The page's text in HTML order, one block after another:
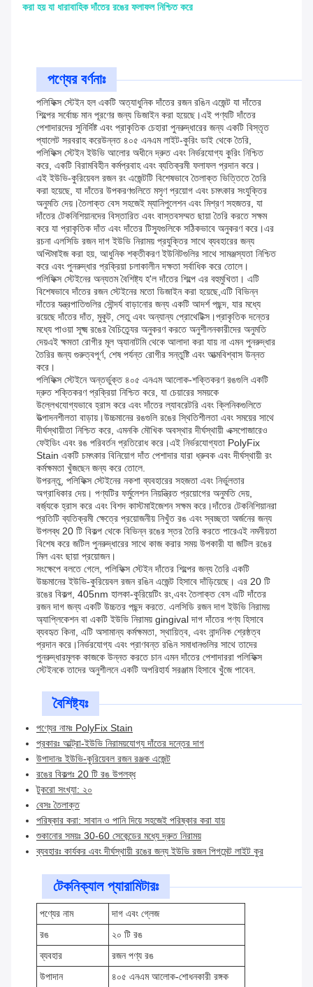
করা হয় যা ধারাবাহিক দাঁতের রঙের ফলাফল নিশ্চিত করে
পণ্যের বর্ণনাঃ
পলিফিক্স স্টেইন হল একটি অত্যাধুনিক দাঁতের রজন রঙিন এজেন্ট যা দাঁতের
শিল্পের সর্বোচ্চ মান পূরণের জন্য ডিজাইন করা হয়েছে।এই পণ্যটি দাঁতের
পেশাদারদের সুনির্দিষ্ট এবং প্রাকৃতিক চেহারা পুনরুদ্ধারের জন্য একটি বিস্তৃত
প্যালেট সরবরাহ করেউন্নত ৪০৫ এনএম লাইট-কুরিং ডাই থেকে তৈরি,
পলিফিক্স স্টেইন ইউভি আলোর অধীনে দ্রুত এবং নির্ভরযোগ্য কুরিং নিশ্চিত
করে, একটি বিরামবিহীন কর্মপ্রবাহ এবং ব্যতিক্রমী ফলাফল প্রদান করে।
এই ইউভি-কুরিয়েবল রজন রং এজেন্টটি বিশেষভাবে তৈলাক্ত ভিত্তিতে তৈরি
করা হয়েছে, যা দাঁতের উপকরণগুলিতে মসৃণ প্রয়োগ এবং চমৎকার সংযুক্তির
অনুমতি দেয়।তৈলাক্ত বেস সহজেই ম্যানিপুলেশন এবং মিশ্রণ সহজতর, যা
দাঁতের টেকনিশিয়ানদের বিস্তারিত এবং বাস্তবসম্মত ছায়া তৈরি করতে সক্ষম
করে যা প্রাকৃতিক দাঁত এবং দাঁতের টিস্যুগুলিকে সঠিকভাবে অনুকরণ করে।এর
রচনা এলসিডি রজন দাগ ইউভি নিরাময় প্রযুক্তির সাথে ব্যবহারের জন্য
অপ্টিমাইজ করা হয়, আধুনিক শক্তীকরণ ইউনিটগুলির সাথে সামঞ্জস্যতা নিশ্চিত
করে এবং পুনরুদ্ধার প্রক্রিয়া চলাকালীন দক্ষতা সর্বাধিক করে তোলে।
পলিফিক্স স্টেইনের অন্যতম বৈশিষ্ট্য হ'ল দাঁতের শিল্পে এর বহুমুখিতা। এটি
বিশেষভাবে দাঁতের রজন স্টেইনের মতো ডিজাইন করা হয়েছে,এটি বিভিন্ন
দাঁতের যন্ত্রপাতিগুলির সৌন্দর্য বাড়ানোর জন্য একটি আদর্শ পছন্দ, যার মধ্যে
রয়েছে দাঁতের দাঁত, মুকুট, সেতু এবং অন্যান্য প্রোথেটিক্স।প্রাকৃতিক দন্তের
মধ্যে পাওয়া সূক্ষ্ম রঙের বৈচিত্র্যের অনুকরণ করতে অনুশীলনকারীদের অনুমতি
দেয়এই ক্ষমতা রোগীর মূল অ্যানাটমি থেকে আলাদা করা যায় না এমন পুনরুদ্ধার
তৈরির জন্য গুরুত্বপূর্ণ, শেষ পর্যন্ত রোগীর সন্তুষ্টি এবং আত্মবিশ্বাস উন্নত
করে।
পলিফিক্স স্টেইনে অন্তর্ভুক্ত ৪০৫ এনএম আলোক-শক্তিকরণ রঙগুলি একটি
দ্রুত শক্তিকরণ প্রক্রিয়া নিশ্চিত করে, যা চেয়ারের সময়কে
উল্লেখযোগ্যভাবে হ্রাস করে এবং দাঁতের ল্যাবরেটরি এবং ক্লিনিকগুলিতে
উত্পাদনশীলতা বাড়ায়।উচ্চমানের রঙগুলি রঙের স্থিতিশীলতা এবং সময়ের সাথে
দীর্ঘস্থায়ীতা নিশ্চিত করে, এমনকি মৌখিক অবস্থার দীর্ঘস্থায়ী এক্সপোজারেও
ফেইডিং এবং রঙ পরিবর্তন প্রতিরোধ করে।এই নির্ভরযোগ্যতা PolyFix
Stain একটি চমৎকার বিনিয়োগ দাঁত পেশাদার যারা ধ্রুবক এবং দীর্ঘস্থায়ী রং
কর্মক্ষমতা খুঁজছেন জন্য করে তোলে.
উপরন্তু, পলিফিক্স স্টেইনের নকশা ব্যবহারের সহজতা এবং নির্ভুলতার
অগ্রাধিকার দেয়। পণ্যটির ফর্মুলেশন নিয়ন্ত্রিত প্রয়োগের অনুমতি দেয়,
বর্জ্যকে হ্রাস করে এবং বিশদ কাস্টমাইজেশন সক্ষম করে।দাঁতের টেকনিশিয়ানরা
প্রতিটি ব্যতিক্রমী ক্ষেত্রে প্রয়োজনীয় নিখুঁত রঙ এবং স্বচ্ছতা অর্জনের জন্য
উপলব্ধ 20 টি বিকল্প থেকে বিভিন্ন রঙের স্তর তৈরি করতে পারেএই নমনীয়তা
বিশেষ করে জটিল পুনরুদ্ধারের সাথে কাজ করার সময় উপকারী যা জটিল রঙের
মিল এবং ছায়া প্রয়োজন।
সংক্ষেপে বলতে গেলে, পলিফিক্স স্টেইন দাঁতের শিল্পের জন্য তৈরি একটি
উচ্চমানের ইউভি-কুরিয়েবল রজন রঙিন এজেন্ট হিসাবে দাঁড়িয়েছে। এর 20 টি
রঙের বিকল্প, 405nm হালকা-কুরিয়েটিং রং,এবং তৈলাক্ত বেস এটি দাঁতের
রজন দাগ জন্য একটি উচ্চতর পছন্দ করতে. এলসিডি রজন দাগ ইউভি নিরাময়
অ্যাপ্লিকেশন বা একটি ইউভি নিরাময় gingival দাগ দাঁতের পণ্য হিসাবে
ব্যবহৃত কিনা, এটি অসামান্য কর্মক্ষমতা, স্থায়িত্ব, এবং নান্দনিক শ্রেষ্ঠত্ব
প্রদান করে।নির্ভরযোগ্য এবং প্রাণবন্ত রঙিন সমাধানগুলির সাথে তাদের
পুনরুদ্ধারমূলক কাজকে উন্নত করতে চান এমন দাঁতের পেশাদাররা পলিফিক্স
স্টেইনকে তাদের অনুশীলনে একটি অপরিহার্য সরঞ্জাম হিসাবে খুঁজে পাবেন.
বৈশিষ্ট্যঃ
পণ্যের নামঃ PolyFix Stain
প্রকারঃ আল্ট্রা-ইউভি নিরাময়যোগ্য দাঁতের দন্তের দাগ
উপাদানঃ ইউভি-কুরিয়েবল রজন রঞ্জক এজেন্ট
রঙের বিকল্পঃ 20 টি রঙ উপলব্ধ
টুকরো সংখ্যা: ২০
বেসঃ তৈলাক্ত
পরিষ্কার করা: সাবান ও পানি দিয়ে সহজেই পরিষ্কার করা যায়
শুকানোর সময়ঃ 30-60 সেকেন্ডের মধ্যে দ্রুত নিরাময়
ব্যবহারঃ কার্যকর এবং দীর্ঘস্থায়ী রঙের জন্য ইউভি রজন পিগমেন্ট লাইট কুর
টেকনিক্যাল প্যারামিটারঃ
পণ্যের নাম
দাগ এবং গ্লেজ
রঙ
২০ টি রঙ
ব্যবহার
রজন পণ্য রঙ
উপাদান
৪০৫ এনএম আলোক-শোধনকারী রঙ্গক